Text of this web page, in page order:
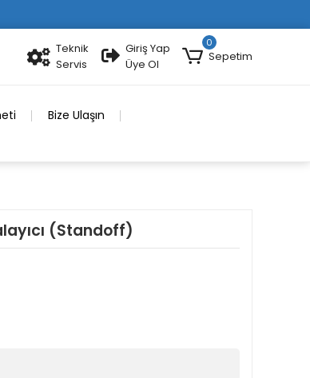
Teknik
Servis
Giriş Yap
Üye Ol
0
Sepetim
Bize Ulaşın
(Standoff)